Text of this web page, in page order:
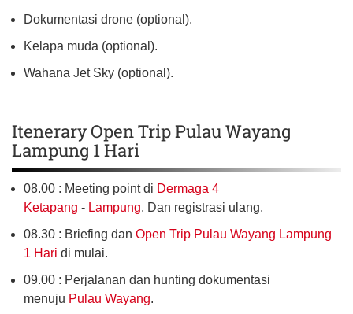
Dokumentasi drone (optional).
Kelapa muda (optional).
Wahana Jet Sky (optional).
Itenerary Open Trip Pulau Wayang
Lampung 1 Hari
08.00 : Meeting point di Dermaga 4
Ketapang - Lampung. Dan registrasi ulang.
08.30 : Briefing dan Open Trip Pulau Wayang Lampung
1 Hari di mulai.
09.00 : Perjalanan dan hunting dokumentasi
menuju Pulau Wayang.